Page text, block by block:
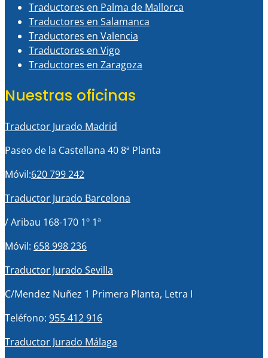
Traductores en Palma de Mallorca
Traductores en Salamanca
Traductores en Valencia
Traductores en Vigo
Traductores en Zaragoza
Nuestras oficinas
Traductor Jurado Madrid
Paseo de la Castellana 40 8ª Planta
Móvil:620 799 242
Traductor Jurado Barcelona
/ Aribau 168-170 1º 1ª
Móvil: 658 998 236
Traductor Jurado Sevilla
C/Mendez Nuñez 1 Primera Planta, Letra I
Teléfono: 955 412 916
Traductor Jurado Málaga